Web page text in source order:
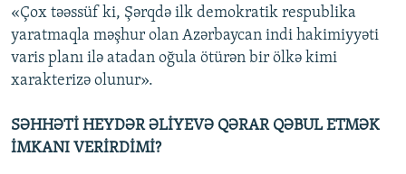
«Çox təəssüf ki, Şərqdə ilk demokratik respublika
yaratmaqla məşhur olan Azərbaycan indi hakimiyyəti
varis planı ilə atadan oğula ötürən bir ölkə kimi
xarakterizə olunur».
SƏHHƏTİ HEYDƏR ƏLİYEVƏ QƏRAR QƏBUL ETMƏK
İMKANI VERİRDİMİ?